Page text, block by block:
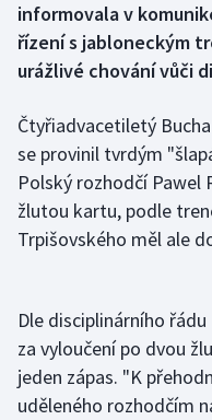
Dostihy
Florbal
Futsal
Golf
Gymnastika
Jezdectví
Judo
informovala v
řízení s jabloneckým
urážlivé chování vůči
Čtyřiadvacetiletý
se provinil tvrdým
Polský rozhodčí Pawel
žlutou kartu, podle
Trpišovského měl ale
Dle disciplinárního
za vyloučení po dvou
jeden zápas. "K
uděleného rozhodčím